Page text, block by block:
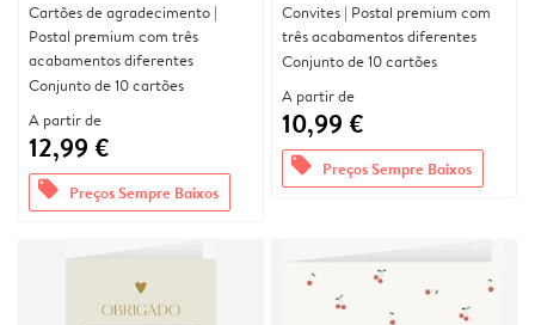
Cartões de agradecimento |
Postal premium com três
acabamentos diferentes
Conjunto de 10 cartões
A partir de
12,99 €
offers Preços Sempre Baixos
Convites | Postal premium com
três acabamentos diferentes
Conjunto de 10 cartões
A partir de
10,99 €
offers Preços Sempre Baixos